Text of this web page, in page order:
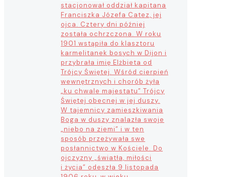
stacjonował oddział kapitana
Franciszka Józefa Catez, jej
ojca. Cztery dni później
została ochrzczona. W roku
1901 wstąpiła do klasztoru
karmelitanek bosych w Dijon i
przybrała imię Elżbieta od
Trójcy Świętej. Wśród cierpień
wewnętrznych i chorób żyła
„ku chwale majestatu” Trójcy
Świętej obecnej w jej duszy.
W tajemnicy zamieszkiwania
Boga w duszy znalazła swoje
„niebo na ziemi” i w ten
sposób przeżywała swe
posłannictwo w Kościele. Do
ojczyzny „światła, miłości
i życia” odeszła 9 listopada